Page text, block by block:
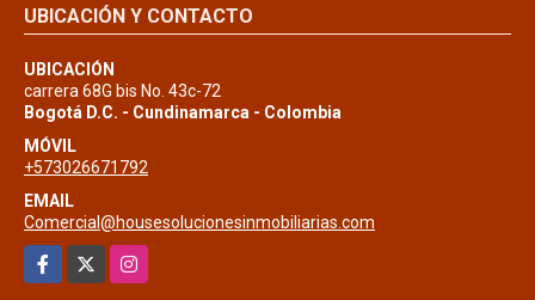
UBICACIÓN Y CONTACTO
UBICACIÓN
carrera 68G bis No. 43c-72
Bogotá D.C. - Cundinamarca - Colombia
MÓVIL
+573026671792
EMAIL
Comercial@housesolucionesinmobiliarias.com
Facebook
Instagram